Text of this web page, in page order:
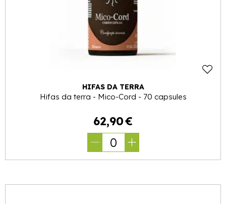
HIFAS DA TERRA
Hifas da terra - Mico-Cord - 70 capsules
62,90€
0